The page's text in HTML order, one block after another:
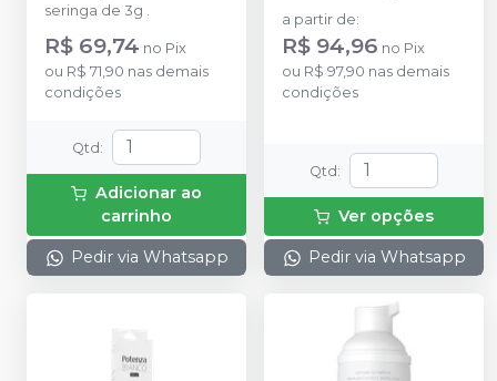
seringa de 3g .
R$ 69,74 no Pix
ou R$ 71,90 nas demais
condições
Qtd:
Adicionar ao
carrinho
Pedir via Whatsapp
a partir de:
R$ 94,96 no Pix
ou R$ 97,90 nas demais
condições
Qtd:
Ver opções
Pedir via Whatsapp